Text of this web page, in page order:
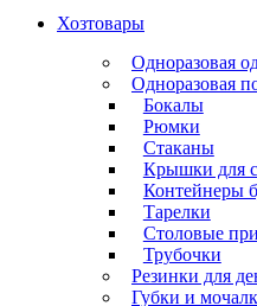
Хозтовары
Одноразовая
Одноразовая
Бокалы
Рюмки
Стаканы
Крышки для
Контейнеры
Тарелки
Столовые
Трубочки
Резинки для
Губки и